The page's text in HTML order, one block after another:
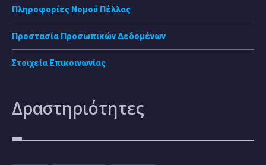
Πληροφορίες Νομού Πέλλας
Προστασία Προσωπικών Δεδομένων
Στοιχεία Επικοινωνίας
Δραστηριότητες